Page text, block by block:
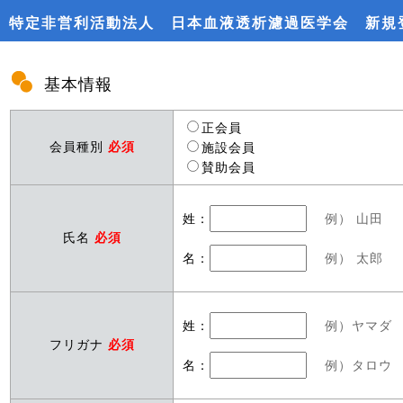
特定非営利活動法人 日本血液透析濾過医学会 新規
基本情報
会員種別 必須
正会員
施設会員
賛助会員
氏名 必須
姓： 例） 山田
名： 例） 太郎
フリガナ 必須
姓： 例）ヤマダ
名： 例）タロウ